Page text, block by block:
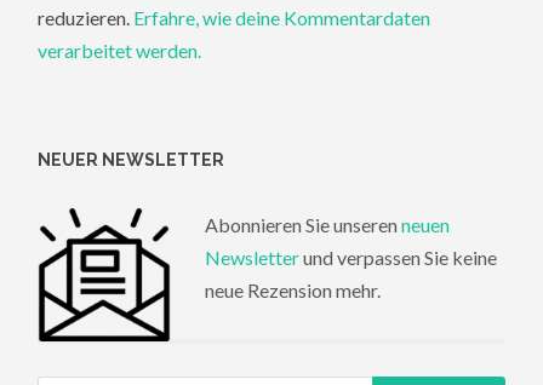
reduzieren. Erfahre, wie deine Kommentardaten
verarbeitet werden.
NEUER NEWSLETTER
Abonnieren Sie unseren neuen
Newsletterund verpassen Sie keine
neue Rezension mehr.